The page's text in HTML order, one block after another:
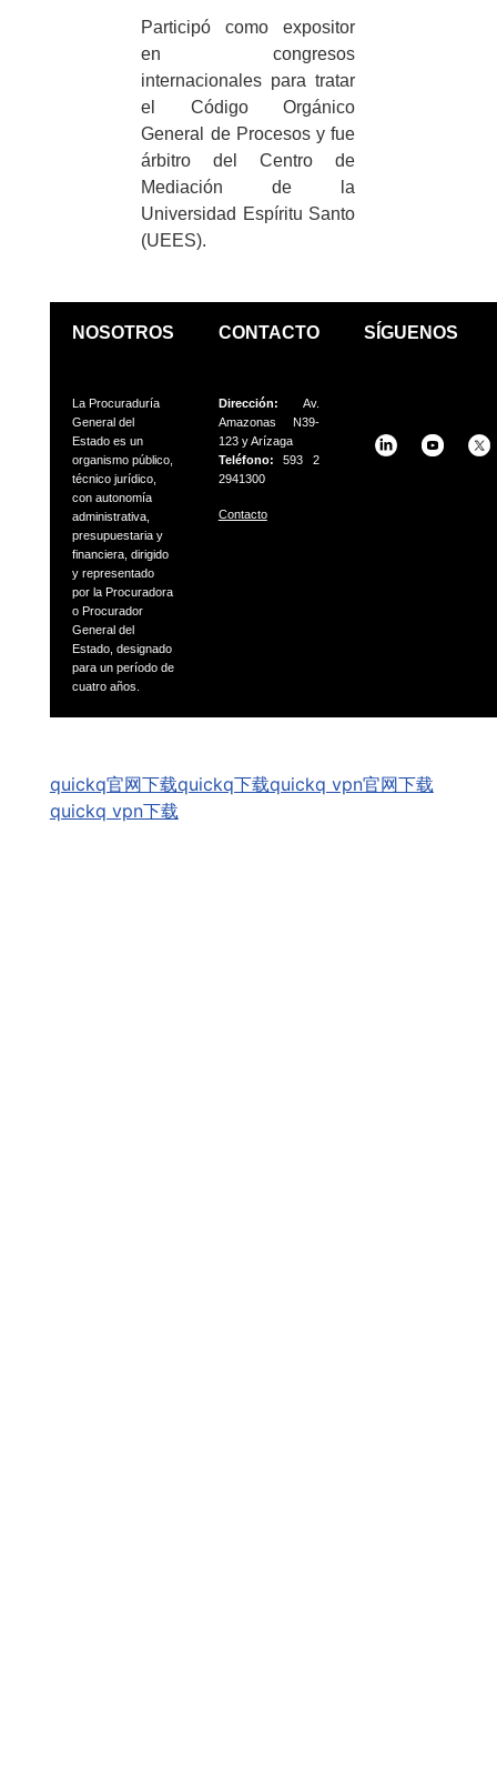
Participó como expositor
en congresos
internacionales para tratar
el Código Orgánico
General de Procesos y fue
árbitro del Centro de
Mediación de la
Universidad Espíritu Santo
(UEES).
NOSOTROS
La Procuraduría
General del
Estado es un
organismo público,
técnico jurídico,
con autonomía
administrativa,
presupuestaria y
financiera, dirigido
y representado
por la Procuradora
o Procurador
General del
Estado, designado
para un período de
cuatro años.
CONTACTO
Dirección: Av.
Amazonas N39-
123 y Arízaga
Teléfono:593 2
2941300
Contacto
SÍGUENOS
quickq官网下载quickq下载quickq vpn官网下载
quickq vpn下载